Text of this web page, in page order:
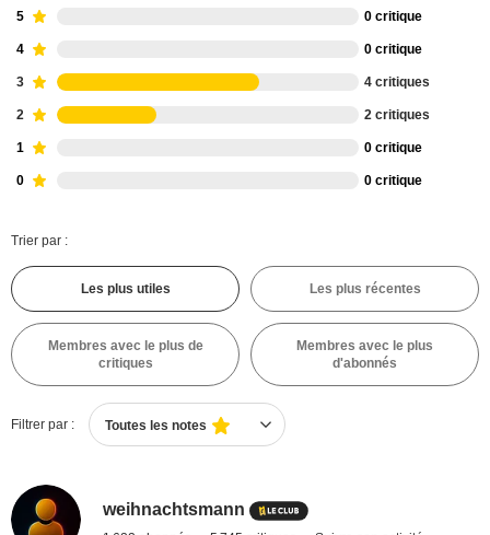
5 0 critique
4 0 critique
3 4 critiques
2 2 critiques
1 0 critique
0 0 critique
Trier par :
Les plus utiles Les plus récentes
Membres avec le plus de
critiques
Membres avec le plus
d'abonnés
Filtrer par : Toutes les notes
weihnachtsmann